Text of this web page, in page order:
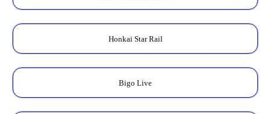
Honkai Star Rail
Bigo Live